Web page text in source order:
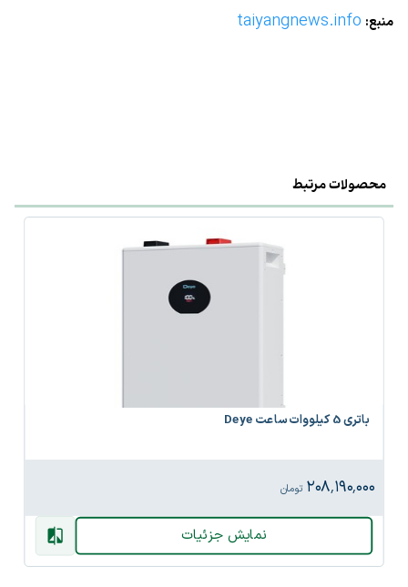
منبع: taiyangnews.info
محصولات مرتبط
باتری 5 کیلووات ساعت Deye
۲۰۸٬۱۹۰٬۰۰۰ تومان
نمایش جزئیات